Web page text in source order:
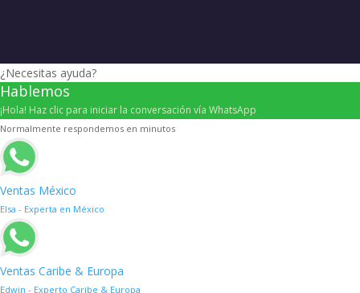
¿Necesitas ayuda?
Hablemos
¡Hola! Haz clic para iniciar la conversación vía WhatsApp
Normalmente respondemos en minutos
Ventas México
Elsa - Experta en México
Ventas Caribe & Europa
Edwin - Experto Caribe & Europa